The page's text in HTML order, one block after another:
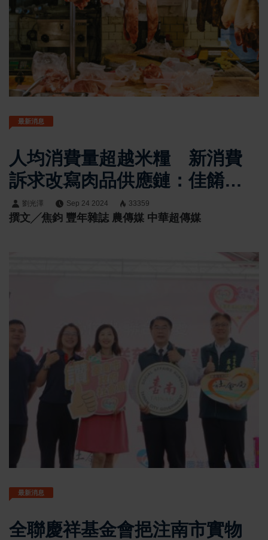
最新消息
人均消費量超越米糧 新消費
訴求改寫肉品供應鏈：佳餚食
安與時俱進 產銷各端受不同
議題挑戰
劉光澤 Sep 24 2024 33359
撰文╱焦鈞 豐年雜誌 農傳媒 中華超傳媒
最新消息
全聯慶祥基金會挹注南市實物